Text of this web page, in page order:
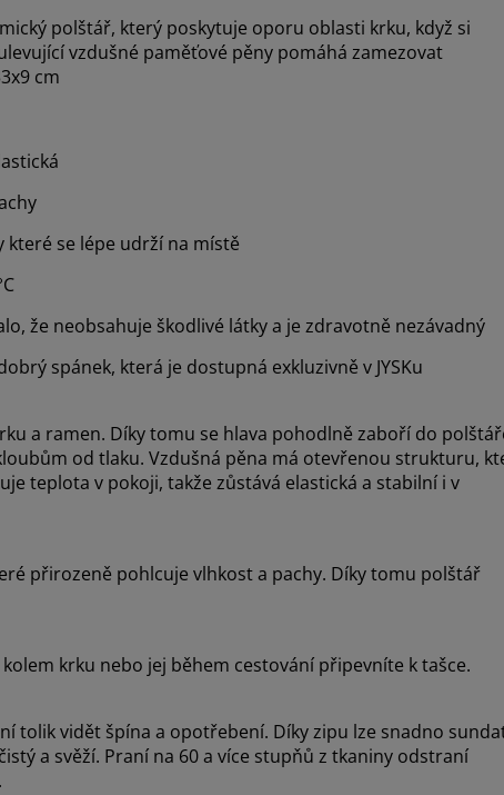
polštář, který poskytuje oporu oblasti krku, když si
vzdušné paměťové pěny pomáhá zamezovat
cm
se lépe udrží na místě
že neobsahuje škodlivé látky a je zdravotně nezávadný
spánek, která je dostupná exkluzivně v JYSKu
a ramen. Díky tomu se hlava pohodlně zaboří do
od tlaku. Vzdušná pěna má otevřenou strukturu,
teplota v pokoji, takže zůstává elastická a stabilní i v
přirozeně pohlcuje vlhkost a pachy. Díky tomu polštář
krku nebo jej během cestování připevníte k tašce.
tolik vidět špína a opotřebení. Díky zipu lze snadno
a svěží. Praní na 60 a více stupňů z tkaniny odstraní